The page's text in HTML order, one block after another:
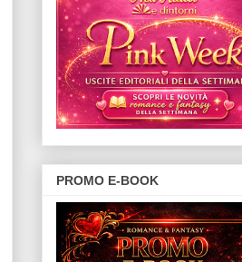
PROMO E-BOOK